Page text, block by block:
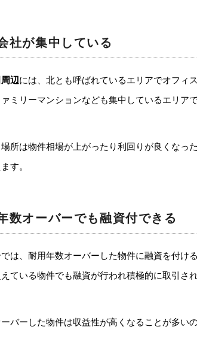
社が集中している
辺には、北とも呼ばれているエリアでオフィ
ミリーマンションなども集中しているエリア
所は物件相場が上がったり利回りが良くなっ
す。
数オーバーでも融資付できる
は、耐用年数オーバーした物件に融資を付け
ている物件でも融資が行われ積極的に取引され
バーした物件は収益性が高くなることが多い